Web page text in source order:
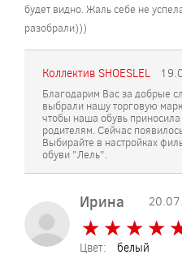
будет видно. Жаль себе не
разобрали)))
Коллектив SHOESLEL
Благодарим Вас за добрые
выбрали нашу торговую
чтобы наша обувь
родителям. Сейчас
Выбирайте в настройках
обуви "Лель".
Ирина
★ ★ ★ ★
★ ★ ★ ★
Цвет: белый